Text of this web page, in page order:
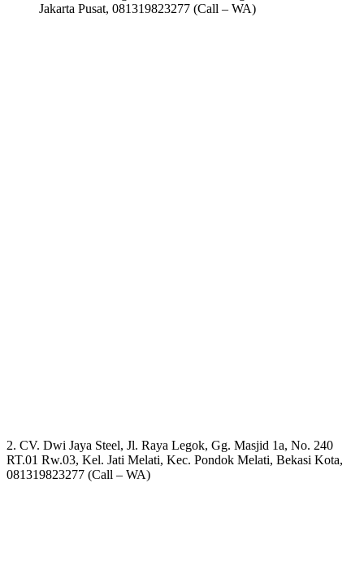
Jakarta Pusat, 081319823277 (Call – WA)
2. CV. Dwi Jaya Steel, Jl. Raya Legok, Gg. Masjid 1a, No. 240
RT.01 Rw.03, Kel. Jati Melati, Kec. Pondok Melati, Bekasi Kota,
081319823277 (Call – WA)